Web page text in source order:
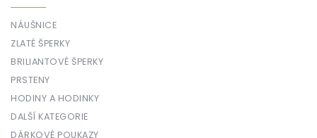
NÁUŠNICE
ZLATÉ ŠPERKY
BRILIANTOVÉ ŠPERKY
PRSTENY
HODINY A HODINKY
DALŠÍ KATEGORIE
DÁRKOVÉ POUKAZY